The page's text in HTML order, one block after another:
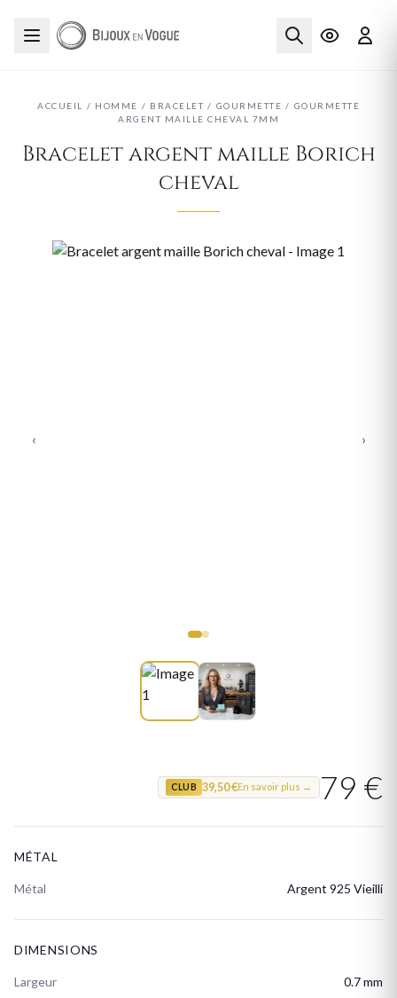
ACCUEIL / HOMME / BRACELET / GOURMETTE / GOURMETTE
ARGENT MAILLE CHEVAL 7MM
Bracelet argent maille Borich
cheval
‹ ›
CLUB 39,50 €En savoir plus → 79 €
MÉTAL
Métal Argent 925 Vieilli
DIMENSIONS
Largeur
0.7 mm